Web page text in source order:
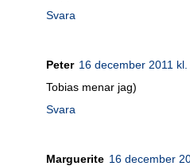
Svara
Peter 16 december 2011
Tobias menar jag)
Svara
Marguerite 16 december